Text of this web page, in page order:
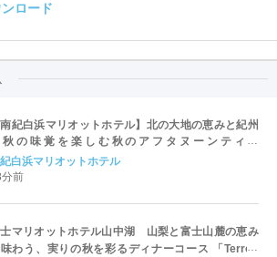
ロード
南紀白浜マリオットホテル】北の大地の恵みと紀州
秋の味覚を楽しむ秋のアフタヌーンティー
Voyage Afternoon Tea ～北海道と和歌山
織りなす秋の味わい～」を発売
白浜マリオットホテル
前
マリオットホテル山中湖 山梨と富士山麓の恵み
わう、実りの秋を彩るディナーコース 「Terroir